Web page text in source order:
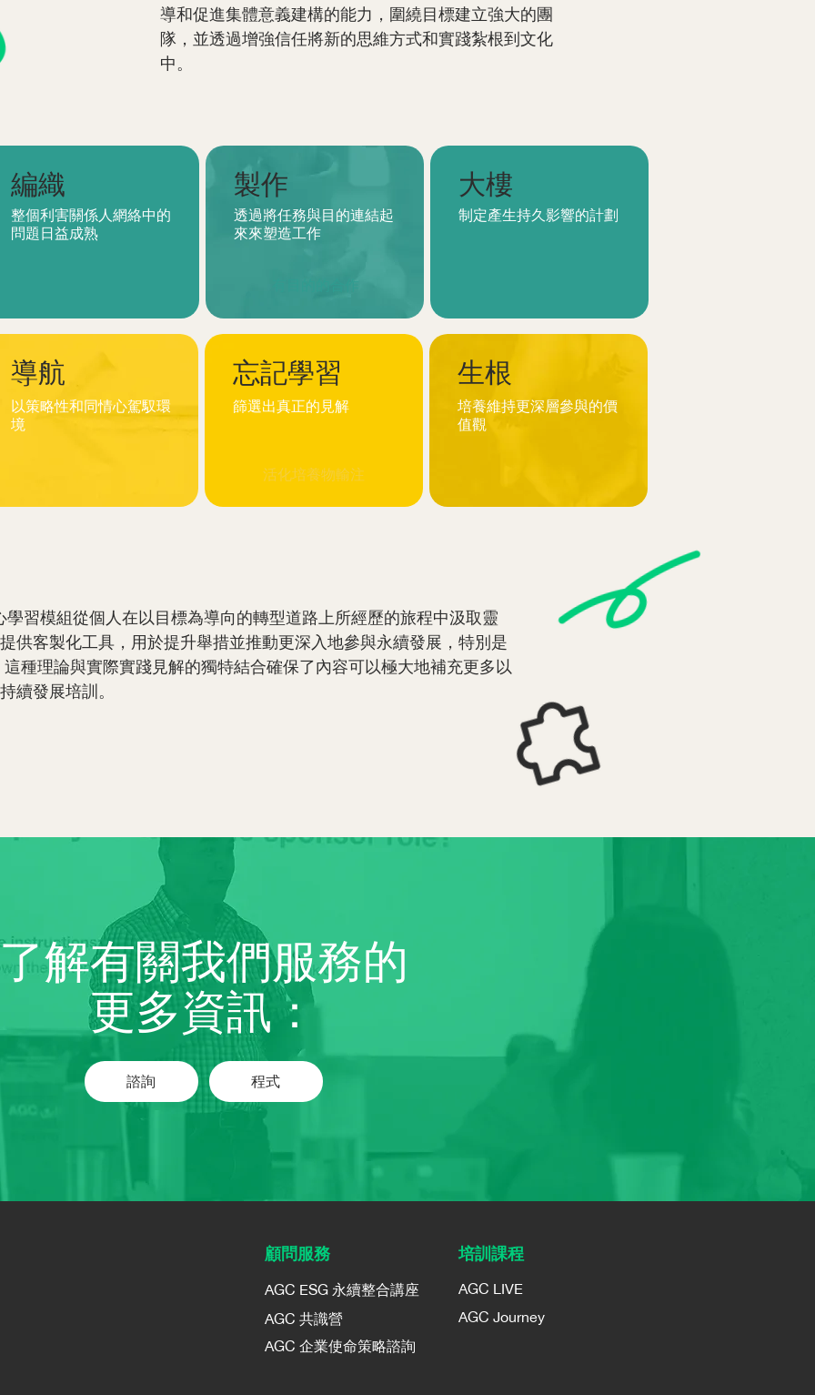
導和促進集體意義建構的能力，圍繞目標建立強大的團
隊，並透過增強信任將新的思維方式和實踐紮根到文化
中。
編織
整個利害關係人網絡中的
問題日益成熟
製作
透過將任務與目的連結起
來來塑造工作
大樓
制定產生持久影響的計劃
忘記學習
篩選出真正的見解
生根
培養維持更深層參與的價
值觀
有目的的合作
導航
以策略性和同情心駕馭環
境
活化培養物輸注
學習模組從個人在以目標為導向的轉型道路上所經歷的旅程中汲取靈
供客製化工具，用於提升舉措並推動更深入地參與永續發展，特別是
這種理論與實際實踐見解的獨特結合確保了內容可以極大地補充更多以
續發展培訓。
了解有關我們服務的
更多資訊：
諮詢 程式
​顧問服務
AGC ESG 永續整合講座
AGC 共識營
AGC 企業使命策略諮詢
培訓課程
AGC LIVE
AGC Journey